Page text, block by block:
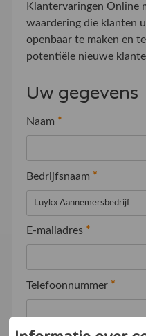
Klantervaringen Online
waardering die klanten
openbaar te maken en
potentiële nieuwe
Uw gegevens
Naam *
Bedrijfsnaam *
E-mailadres *
Telefoonnummer *